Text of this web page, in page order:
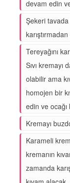
devam edin
Şekeri
Tereyağını
Sıvı
olabilir ama
homojen bir
edin ve ocağı
Kremayı
Karameli
kremanın
zamanda